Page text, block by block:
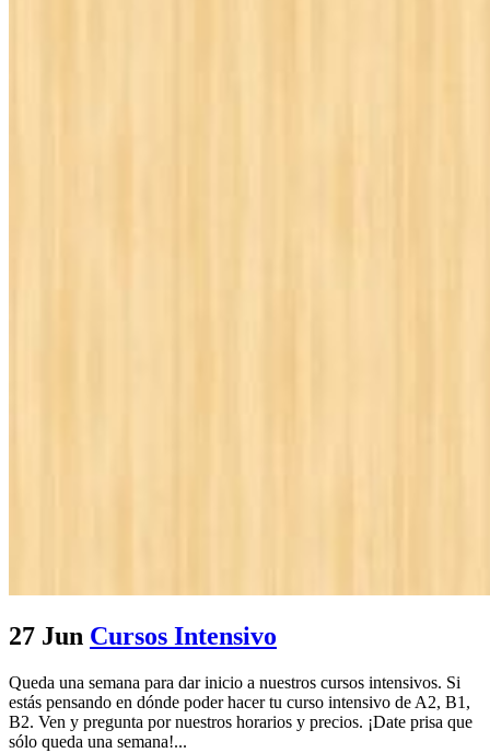
27 Jun Cursos Intensivo
Queda una semana para dar inicio a nuestros cursos intensivos. Si
estás pensando en dónde poder hacer tu curso intensivo de A2, B1,
B2. Ven y pregunta por nuestros horarios y precios. ¡Date prisa que
sólo queda una semana!...